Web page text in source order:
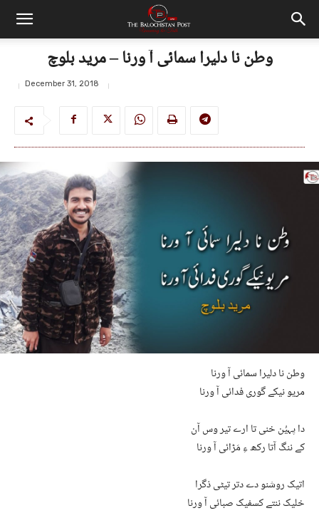
وطن نا دلیرا سمائی آ ورنا – مرید بلوچ
December 31, 2018
وطن نا دلیرا سمائی آ ورنا
مریو نیکے گوری فدائی آ ورنا
دا پہیُن خنی تا ارے تیر وس آن
کے ننگ آتا رکھ ءِ مَڑائی آ ورنا
اتیک روشنو دے دتر تیٹی ذگرا
خلیک ننتے کسفیک صبائی آ ورنا